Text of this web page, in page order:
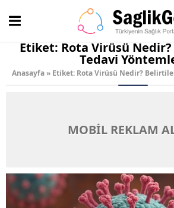
Etiket: Rota Virüsü
Tedavi
Anasayfa» Etiket: Rota Virüsü Nedir?
MOBİL REKLAM